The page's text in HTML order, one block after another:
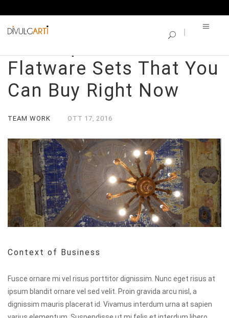
Flatware Sets That You
Can Buy Right Now
TEAM WORK OTT 17, 2016
Context of Business
Fusce ornare mi vel risus porttitor dignissim. Nunc eget risus at
ipsum blandit ornare vel sed velit. Proin gravida arcu nisl, a
dignissim mauris placerat id. Vivamus interdum urna at sapien